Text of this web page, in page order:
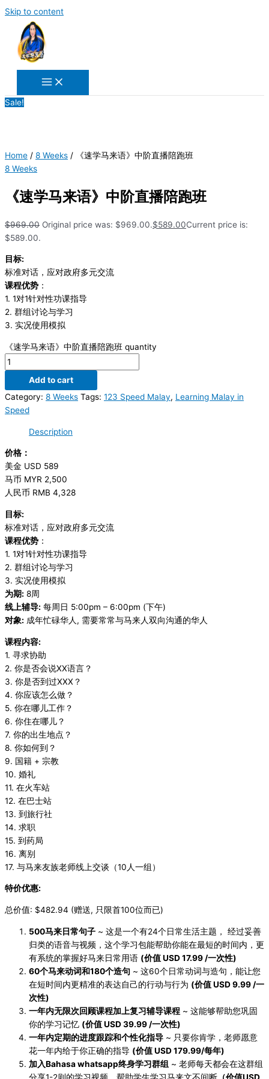
Skip to content
Sale!
Home / 8 Weeks / 《速学马来语》中阶直播陪跑班
8 Weeks
《速学马来语》中阶直播陪跑班
$969.00 Original price was: $969.00.$589.00Current price is:
$589.00.
目标:
标准对话，应对政府多元交流
课程优势 ：
1. 1对1针对性功课指导
2. 群组讨论与学习
3. 实况使用模拟
《速学马来语》中阶直播陪跑班 quantity
Add to cart
Category: 8 Weeks Tags: 123 Speed Malay, Learning Malay in
Speed
Description
价格：
美金 USD 589
马币 MYR 2,500
人民币 RMB 4,328
目标:
标准对话，应对政府多元交流
课程优势 ：
1. 1对1针对性功课指导
2. 群组讨论与学习
3. 实况使用模拟
为期: 8周
线上辅导: 每周日 5:00pm – 6:00pm (下午)
对象: 成年忙碌华人, 需要常常与马来人双向沟通的华人
课程内容:
1. 寻求协助
2. 你是否会说XX语言？
3. 你是否到过XXX？
4. 你应该怎么做？
5. 你在哪儿工作？
6. 你住在哪儿？
7. 你的出生地点？
8. 你如何到？
9. 国籍 + 宗教
10. 婚礼
11. 在火车站
12. 在巴士站
13. 到旅行社
14. 求职
15. 到药局
16. 离别
17. 与马来友族老师线上交谈（10人一组）
特价优惠:
总价值: $482.94 (赠送, 只限首100位而已)
500马来日常句子 ~ 这是一个有24个日常生活主题， 经过妥善
归类的语音与视频，这个学习包能帮助你能在最短的时间内，更
有系统的掌握好马来日常用语 (价值 USD 17.99 /一次性)
60个马来动词和180个造句 ~ 这60个日常动词与造句，能让您
在短时间内更精准的表达自己的行动与行为 (价值 USD 9.99 /一
次性)
一年内无限次回顾课程加上复习辅导课程 ~ 这能够帮助您巩固
你的学习记忆 (价值 USD 39.99 /一次性)
一年内定期的进度跟踪和个性化指导 ~ 只要你肯学，老师愿意
花一年内给于你正确的指导 (价值 USD 179.99/每年)
加入Bahasa whatsapp终身学习群组 ~ 老师每天都会在这群组
分享1-2则的学习视频，帮助学生学习马来文不间断 （价值USD